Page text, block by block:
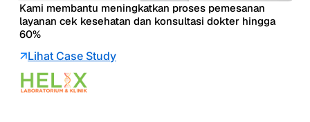
Kami membantu meningkatkan proses pemesanan
layanan cek kesehatan dan konsultasi dokter hingga
60%
Lihat Case Study